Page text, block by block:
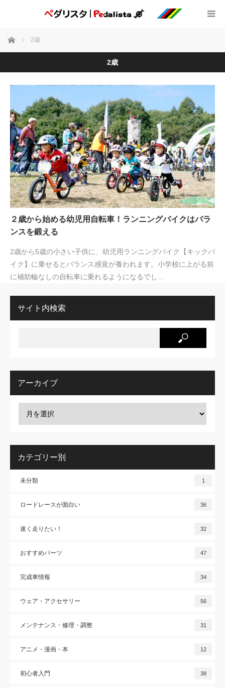
ホーム 2歳
2歳
２歳から始める幼児用自転車！ランニングバイクはバラ
ンスを鍛える
2歳から5歳の小さい子供に、幼児用ランニングバイク【キックバ
イク】に乗せるとバランス感覚が養われます。小学校に上がる前
に補助輪なしの自転車に乗れるようになるでし…
サイト内検索
アーカイブ
カテゴリー別
未分類 1
ロードレースが面白い 36
速く走りたい！ 32
おすすめパーツ 47
完成車情報 34
ウェア・アクセサリー 56
メンテナンス・修理・調整 31
アニメ・漫画・本 12
初心者入門 38